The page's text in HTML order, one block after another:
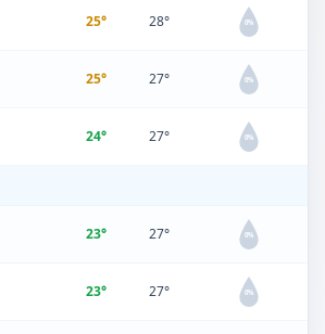
25° 28° 0%
25° 27° 0%
24° 27° 0%
23° 27° 0%
23° 27° 0%